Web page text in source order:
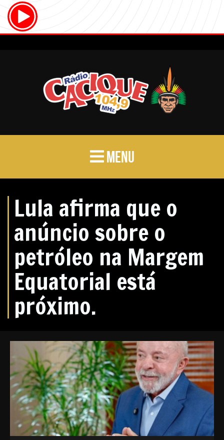
MENU
Lula afirma que o
anúncio sobre o
petróleo na Margem
Equatorial está
próximo.